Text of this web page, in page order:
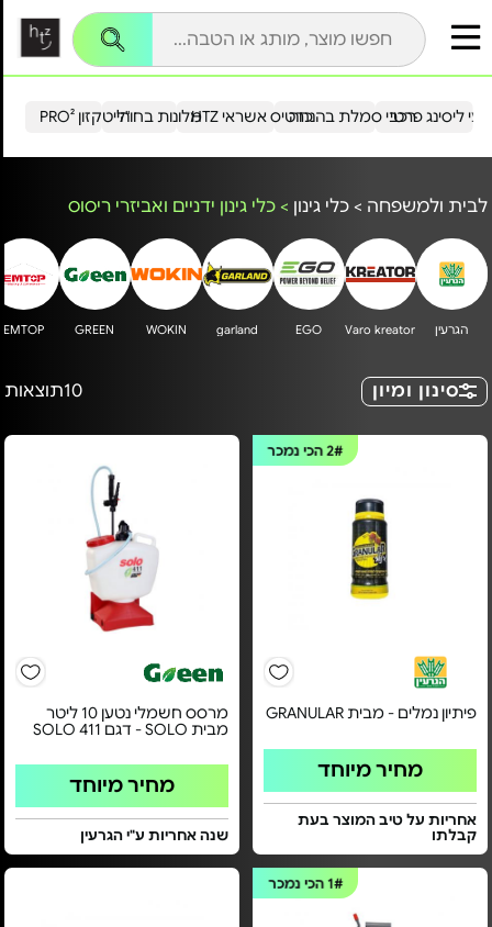
הייטקזון PRO²מלונות בחו"ל כרטיס אשראי HTZ ליסינג פרטירכבי סמלת בהנחה
לבית ולמשפחה > כלי גינון > כלי גינון ידניים ואביזרי ריסוס
הגרעין‏ Varo kreator
EGO
garland
WOKIN
GREEN
EMTOP
סינון ומיון 10תוצאות
2#הכי נמכר
פיתיון נמלים - מבית GRANULAR
מחיר מיוחד
אחריות על טיב המוצר בעת
קבלתו
מרסס חשמלי נטען 10 ליטר
מבית SOLO - דגם 411 SOLO
מחיר מיוחד
שנה אחריות ע"י הגרעין
1#הכי נמכר